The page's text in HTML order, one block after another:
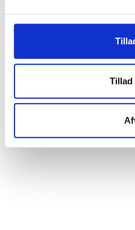
Tillad
Ambitionsworkshop
Netværk for
12. marts 2026